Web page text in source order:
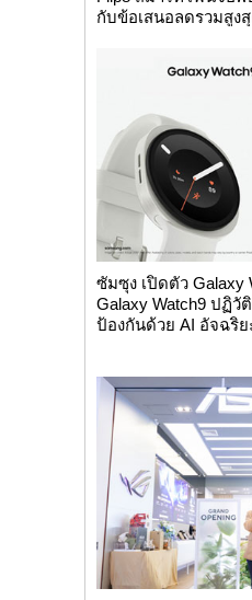
กับข้อเสนอลดรวมสูง
ซัมซุง เปิดตัว Galaxy
Galaxy Watch9 ปฏิวั
ป้องกันด้วย AI อัจฉริ